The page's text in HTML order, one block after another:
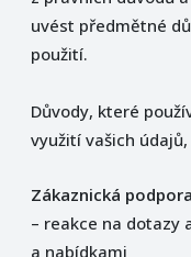
uvést předmětné
použití.
Důvody, které
využití vašich
Zákaznická
– reakce na dotazy
a nabídkami